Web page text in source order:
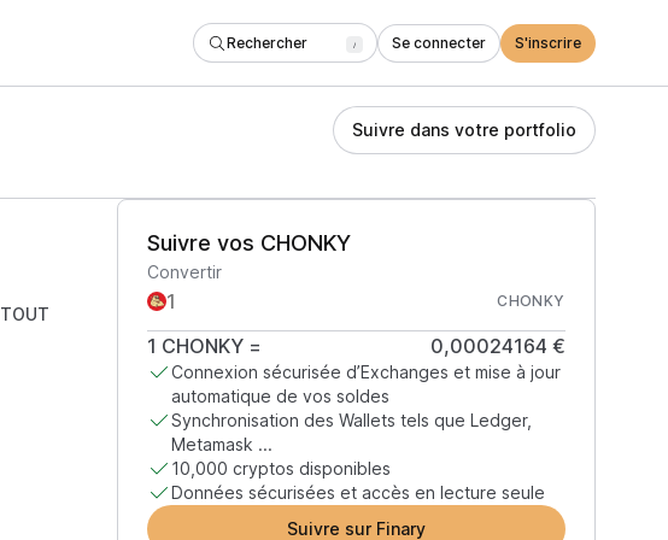
Rechercher / Se connecter S'inscrire
Suivre dans votre portfolio
TOUT
Suivre vos CHONKY
Convertir
CHONKY
1 CHONKY= 0,00024164 €
Connexion sécurisée d’Exchanges et mise à jour
automatique de vos soldes
Synchronisation des Wallets tels que Ledger,
Metamask ...
10,000 cryptos disponibles
Données sécurisées et accès en lecture seule
Suivre sur Finary